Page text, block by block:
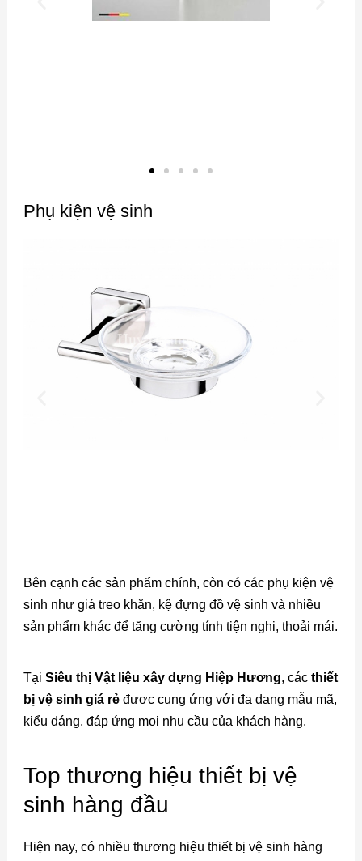
Phụ kiện vệ sinh
Bên cạnh các sản phẩm chính, còn có các phụ kiện vệ
sinh như giá treo khăn, kệ đựng đồ vệ sinh và nhiều
sản phẩm khác để tăng cường tính tiện nghi, thoải mái.
Tại Siêu thị Vật liệu xây dựng Hiệp Hương, các thiết
bị vệ sinh giá rẻđược cung ứng với đa dạng mẫu mã,
kiểu dáng, đáp ứng mọi nhu cầu của khách hàng.
Top thương hiệu thiết bị vệ
sinh hàng đầu
Hiện nay, có nhiều thương hiệu thiết bị vệ sinh hàng